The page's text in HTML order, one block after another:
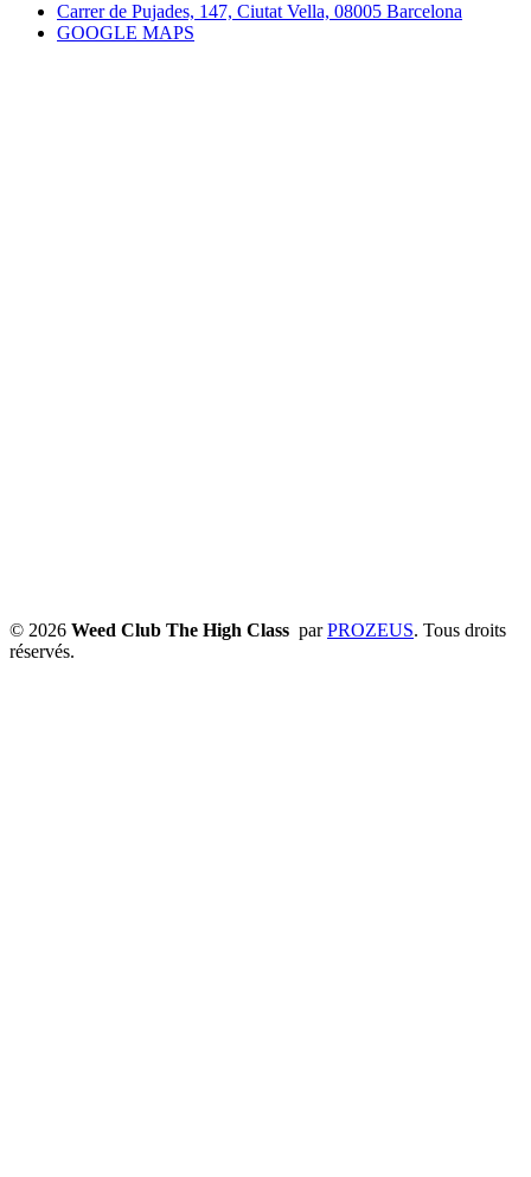
Carrer de Pujades, 147, Ciutat Vella, 08005 Barcelona
GOOGLE MAPS
© 2026 Weed Club The High Class parPROZEUS. Tous droits
réservés.